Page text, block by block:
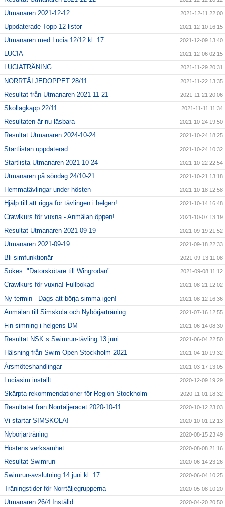
Utmanaren 2021-12-12 2021-12-11 22:00
Uppdaterade Topp 12-listor 2021-12-10 16:15
Utmanaren med Lucia 12/12 kl. 17 2021-12-09 13:40
LUCIA 2021-12-06 02:15
LUCIATRÄNING 2021-11-29 20:31
NORRTÄLJEDOPPET 28/11 2021-11-22 13:35
Resultat från Utmanaren 2021-11-21 2021-11-21 20:06
Skollagkapp 22/11 2021-11-11 11:34
Resultaten är nu läsbara 2021-10-24 19:50
Resultat Utmanaren 2024-10-24 2021-10-24 18:25
Startlistan uppdaterad 2021-10-24 10:32
Startlista Utmanaren 2021-10-24 2021-10-22 22:54
Utmanaren på söndag 24/10-21 2021-10-21 13:18
Hemmatävlingar under hösten 2021-10-18 12:58
Hjälp till att rigga för tävlingen i helgen! 2021-10-14 16:48
Crawlkurs för vuxna - Anmälan öppen! 2021-10-07 13:19
Resultat Utmanaren 2021-09-19 2021-09-19 21:52
Utmanaren 2021-09-19 2021-09-18 22:33
Bli simfunktionär 2021-09-13 11:08
Sökes: "Datorskötare till Wingrodan" 2021-09-08 11:12
Crawlkurs för vuxna! Fullbokad 2021-08-21 12:02
Ny termin - Dags att börja simma igen! 2021-08-12 16:36
Anmälan till Simskola och Nybörjarträning 2021-07-16 12:55
Fin simning i helgens DM 2021-06-14 08:30
Resultat NSK:s Swimrun-tävling 13 juni 2021-06-04 22:50
Hälsning från Swim Open Stockholm 2021 2021-04-10 19:32
Årsmöteshandlingar 2021-03-17 13:05
Luciasim inställt 2020-12-09 19:29
Skärpta rekommendationer för Region Stockholm 2020-11-01 18:32
Resultatet från Norrtäljeracet 2020-10-11 2020-10-12 23:03
Vi startar SIMSKOLA! 2020-10-01 12:13
Nybörjarträning 2020-08-15 23:49
Höstens verksamhet 2020-08-08 21:16
Resultat Swimrun 2020-06-14 23:26
Swimrun-avslutning 14 juni kl. 17 2020-06-04 10:25
Träningstider för Norrtäljegrupperna 2020-05-08 10:20
Utmanaren 26/4 Inställd 2020-04-20 20:50